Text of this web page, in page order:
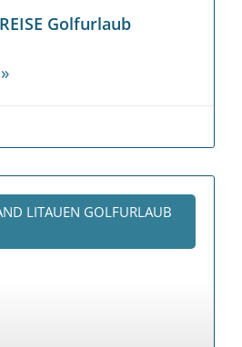
Golfurlaub
LITAUEN GOLFURLAUB